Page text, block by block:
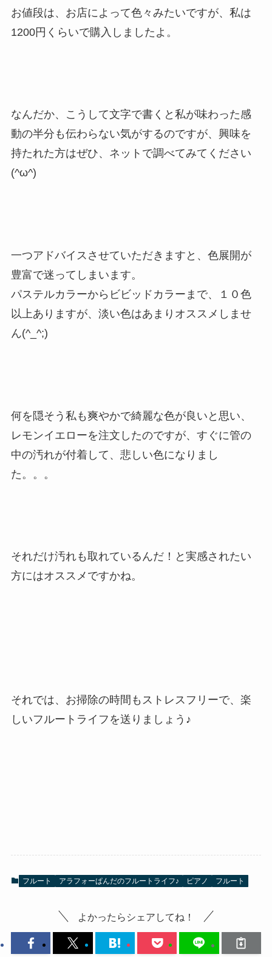
お値段は、お店によって色々みたいですが、私は
1200円くらいで購入しましたよ。
なんだか、こうして文字で書くと私が味わった感
動の半分も伝わらない気がするのですが、興味を
持たれた方はぜひ、ネットで調べてみてください
(^ω^)
一つアドバイスさせていただきますと、色展開が
豊富で迷ってしまいます。
パステルカラーからビビッドカラーまで、１０色
以上ありますが、淡い色はあまりオススメしませ
ん(^_^;)
何を隠そう私も爽やかで綺麗な色が良いと思い、
レモンイエローを注文したのですが、すぐに管の
中の汚れが付着して、悲しい色になりまし
た。。。
それだけ汚れも取れているんだ！と実感されたい
方にはオススメですかね。
それでは、お掃除の時間もストレスフリーで、楽
しいフルートライフを送りましょう♪
フルート アラフォーぱんだのフルートライフ♪ ピアノ フルート
よかったらシェアしてね！